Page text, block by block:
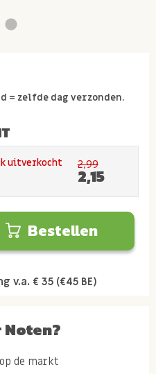
= zelfde dag verzonden.
uitverkocht 2,99
2,15
Bestellen
v.a. € 35 (€45 BE)
Noten?
de markt